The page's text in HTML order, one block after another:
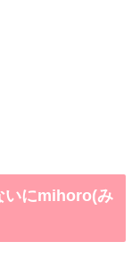
いにmihoro(み